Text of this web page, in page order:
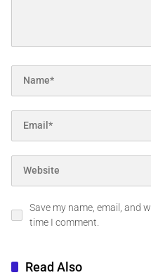
Save my name, email, and
time I comment.
Read Also